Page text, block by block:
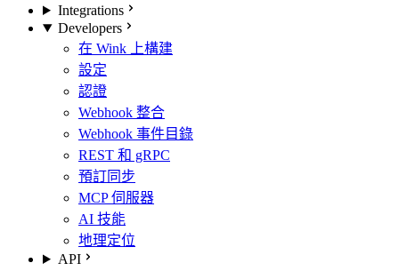
Integrations
Developers
在 Wink 上構建
設定
認證
Webhook 整合
Webhook 事件目錄
REST 和 gRPC
預訂同步
MCP 伺服器
AI 技能
地理定位
API